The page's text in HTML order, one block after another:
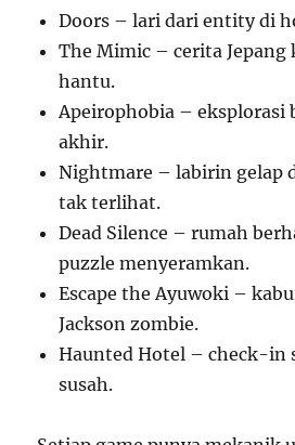
Doors – lari dari entity di
The Mimic – cerita Jepang
hantu.
Apeirophobia – eksplorasi
akhir.
Nightmare – labirin gelap
tak terlihat.
Dead Silence – rumah
puzzle menyeramkan.
Escape the Ayuwoki –
Jackson zombie.
Haunted Hotel – check-in
susah.